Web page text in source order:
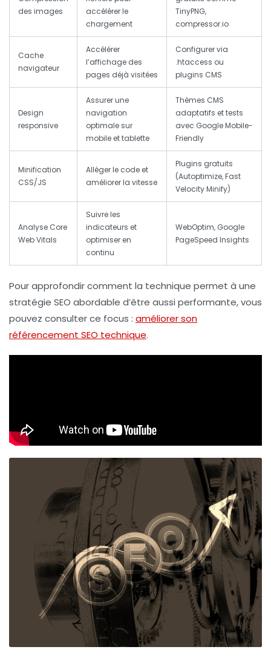
des images
accélérer le
chargement
TinyPNG,
compressor.io
Cache
navigateur
Accélérer
l’affichage des
pages déjà visitées
Configurer via
.htaccess ou
plugins CMS
Design
responsive
Assurer une
navigation
optimale sur
mobile et tablette
Thèmes CMS
adaptatifs et tests
avec Google Mobile-
Friendly
Minification
CSS/JS
Alléger le code et
améliorer la vitesse
Plugins gratuits
(Autoptimize, Fast
Velocity Minify)
Analyse Core
Web Vitals
Suivre les
indicateurs et
optimiser en
continu
WebOptim, Google
PageSpeed Insights
Pour approfondir comment la technique permet à une
stratégie SEO abordable d’être aussi performante, vous
pouvez consulter ce focus : améliorer son
référencement SEO technique.